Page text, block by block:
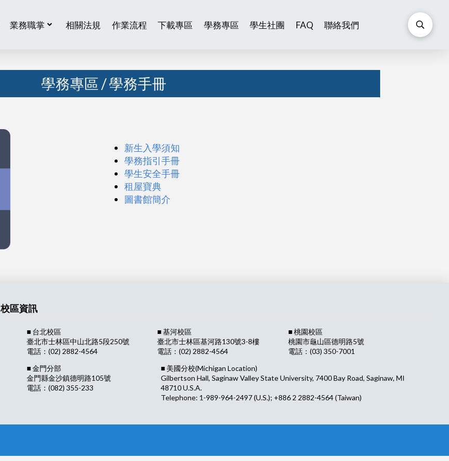
業務職掌 相關法規 作業流程 下載專區 學務專區 學生社團 FAQ 聯絡我們
學務專區 / 學務手冊
新生入學須知
學務指引手冊
學生安全手冊
租屋寶典
圖書館簡介
校區資訊
■ 台北校區
臺北市士林區中山北路5段250號
電話：(02) 2882-4564
■ 基河校區
臺北市士林區基河路130號3-8樓
電話：(02) 2882-4564
■ 桃園校區
桃園市龜山區德明路5號
電話：(03) 350-7001
■ 美國分校(Michigan Location)
Gilbertson Hall, Saginaw Valley State University, 7400 Bay Road, Saginaw, MI
48710 U.S.A.
Telephone: 1-989-964-2497 (U.S.); +886 2 2882-4564 (Taiwan)
■ 金門分部
金門縣金沙鎮德明路105號
電話：(082) 355-233